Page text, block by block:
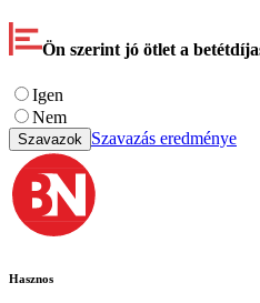
Ön szerint jó ötlet a
Igen
Nem
Szavazok Szavazás eredménye
Hasznos